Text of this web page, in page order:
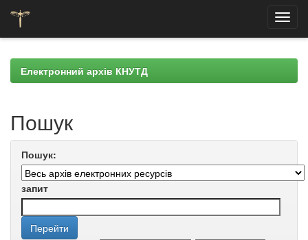
navigationЕлектронний архів КНУТД
Пошук
Пошук:
запит